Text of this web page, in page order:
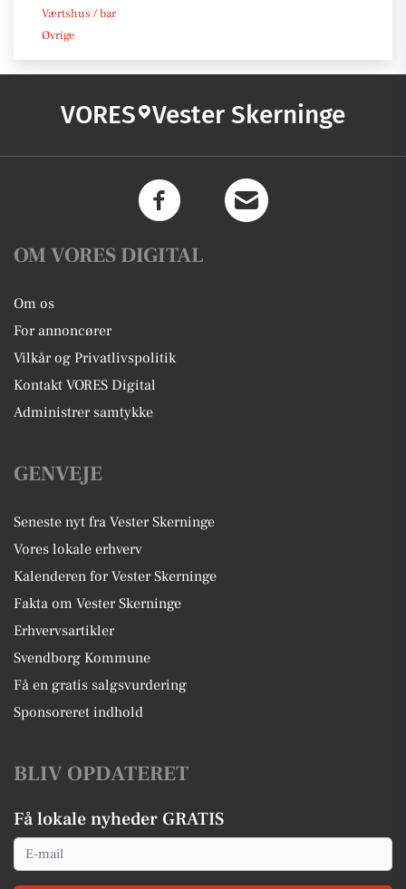
Værtshus / bar
Øvrige
VORES Vester Skerninge
OM VORES DIGITAL
Om os
For annoncører
Vilkår og Privatlivspolitik
Kontakt VORES Digital
Administrer samtykke
GENVEJE
Seneste nyt fra Vester Skerninge
Vores lokale erhverv
Kalenderen for Vester Skerninge
Fakta om Vester Skerninge
Erhvervsartikler
Svendborg Kommune
Få en gratis salgsvurdering
Sponsoreret indhold
BLIV OPDATERET
Få lokale nyheder GRATIS
Email